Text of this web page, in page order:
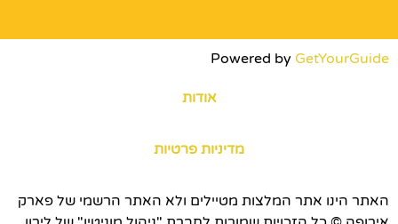
Powered by GetYourGuide
אודות
מדיניות פרטיות
האתר הינו אתר המלצות מטיילים ולא האתר הרשמי של פארק